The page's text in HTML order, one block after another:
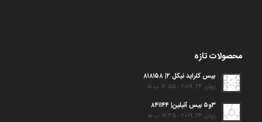
محصولات تازه
بیس کلراید نیکل ۲| ۸۱۸۱۵۸
ژوئن 24, 2019 - 12:55 ب.ظ
۳و۵ بیس آنیلین| ۸۴۱۱۴۴
ژوئن 24, 2019 - 12:45 ب.ظ